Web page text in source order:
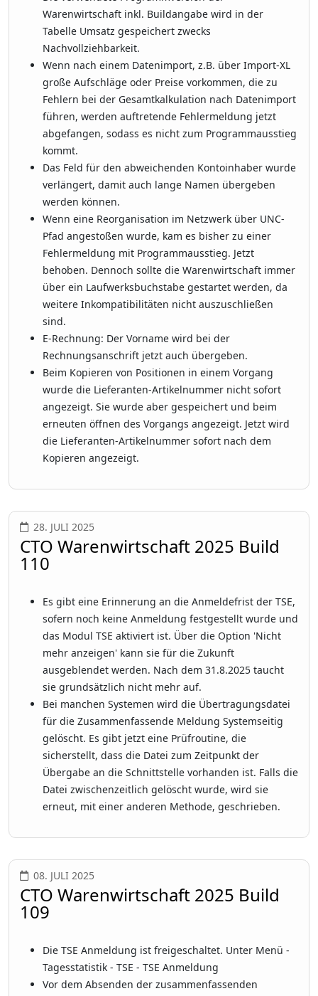
Warenwirtschaft inkl. Buildangabe wird in der
Tabelle Umsatz gespeichert zwecks
Nachvollziehbarkeit.
Wenn nach einem Datenimport, z.B. über Import-XL
große Aufschläge oder Preise vorkommen, die zu
Fehlern bei der Gesamtkalkulation nach Datenimport
führen, werden auftretende Fehlermeldung jetzt
abgefangen, sodass es nicht zum Programmausstieg
kommt.
Das Feld für den abweichenden Kontoinhaber wurde
verlängert, damit auch lange Namen übergeben
werden können.
Wenn eine Reorganisation im Netzwerk über UNC-
Pfad angestoßen wurde, kam es bisher zu einer
Fehlermeldung mit Programmausstieg. Jetzt
behoben. Dennoch sollte die Warenwirtschaft immer
über ein Laufwerksbuchstabe gestartet werden, da
weitere Inkompatibilitäten nicht auszuschließen
sind.
E-Rechnung: Der Vorname wird bei der
Rechnungsanschrift jetzt auch übergeben.
Beim Kopieren von Positionen in einem Vorgang
wurde die Lieferanten-Artikelnummer nicht sofort
angezeigt. Sie wurde aber gespeichert und beim
erneuten öffnen des Vorgangs angezeigt. Jetzt wird
die Lieferanten-Artikelnummer sofort nach dem
Kopieren angezeigt.
28. JULI 2025
CTO Warenwirtschaft 2025 Build
110
Es gibt eine Erinnerung an die Anmeldefrist der TSE,
sofern noch keine Anmeldung festgestellt wurde und
das Modul TSE aktiviert ist. Über die Option 'Nicht
mehr anzeigen' kann sie für die Zukunft
ausgeblendet werden. Nach dem 31.8.2025 taucht
sie grundsätzlich nicht mehr auf.
Bei manchen Systemen wird die Übertragungsdatei
für die Zusammenfassende Meldung Systemseitig
gelöscht. Es gibt jetzt eine Prüfroutine, die
sicherstellt, dass die Datei zum Zeitpunkt der
Übergabe an die Schnittstelle vorhanden ist. Falls die
Datei zwischenzeitlich gelöscht wurde, wird sie
erneut, mit einer anderen Methode, geschrieben.
08. JULI 2025
CTO Warenwirtschaft 2025 Build
109
Die TSE Anmeldung ist freigeschaltet. Unter Menü -
Tagesstatistik - TSE - TSE Anmeldung
Vor dem Absenden der zusammenfassenden